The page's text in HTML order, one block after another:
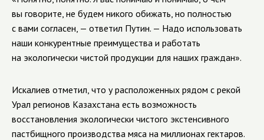
вы говорите, не будем никого обижать, но полностью
с вами согласен, — ответил Путин. — Надо использовать
наши конкурентные преимущества и работать
на экологически чистой продукции для наших граждан».
Искалиев отметил, что у расположенных рядом с рекой
Урал регионов Казахстана есть возможность
восстановления экологически чистого экстенсивного
пастбищного производства мяса на миллионах гектаров.